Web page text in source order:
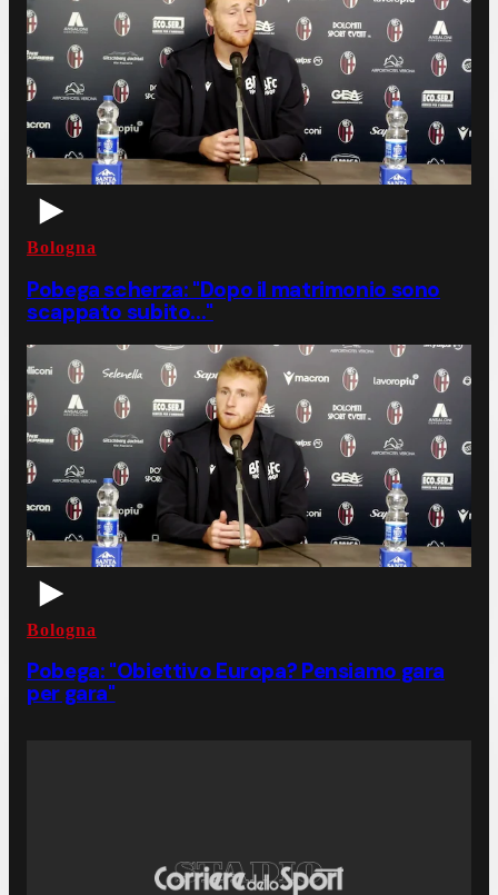
Bologna
Pobega scherza: "Dopo il matrimonio sono
scappato subito..."
Bologna
Pobega: "Obiettivo Europa? Pensiamo gara
per gara"